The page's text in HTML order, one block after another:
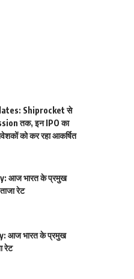
Shiprocket से
तक, इन IPO का
को कर रहा आकर्षित
आज भारत के प्रमुख
रेट
आज भारत के प्रमुख
रेट